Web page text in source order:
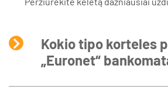
Kokio tipo korteles
„Euronet“